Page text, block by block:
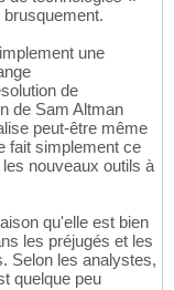
une
de
de Sam Altman
peut-être même
fait simplement ce
nouveaux outils à
qu'elle est bien
les préjugés et les
Selon les analystes,
quelque peu